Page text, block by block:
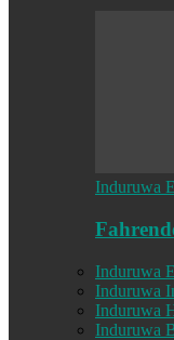
Induruwa
Induruwa
Induruwa
Induruwa
Induruwa